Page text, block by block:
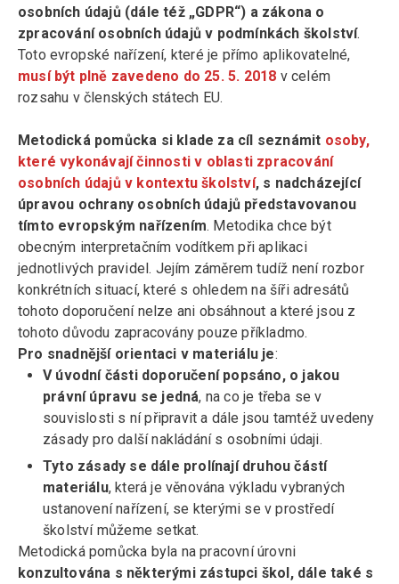
osobních údajů (dále též „GDPR“) a zákona o
zpracování osobních údajů v podmínkách školství.
Toto evropské nařízení, které je přímo aplikovatelné,
musí být plně zavedeno do 25. 5. 2018 v celém
rozsahu v členských státech EU.
Metodická pomůcka si klade za cíl seznámit osoby,
které vykonávají činnosti v oblasti zpracování
osobních údajů v kontextu školství, s nadcházející
úpravou ochrany osobních údajů představovanou
tímto evropským nařízením. Metodika chce být
obecným interpretačním vodítkem při aplikaci
jednotlivých pravidel. Jejím záměrem tudíž není rozbor
konkrétních situací, které s ohledem na šíři adresátů
tohoto doporučení nelze ani obsáhnout a které jsou z
tohoto důvodu zapracovány pouze příkladmo.
Pro snadnější orientaci v materiálu je:
V úvodní části doporučení popsáno, o jakou
právní úpravu se jedná, na co je třeba se v
souvislosti s ní připravit a dále jsou tamtéž uvedeny
zásady pro další nakládání s osobními údaji.
Tyto zásady se dále prolínají druhou částí
materiálu, která je věnována výkladu vybraných
ustanovení nařízení, se kterými se v prostředí
školství můžeme setkat.
Metodická pomůcka byla na pracovní úrovni
konzultována s některými zástupci škol, dále také s